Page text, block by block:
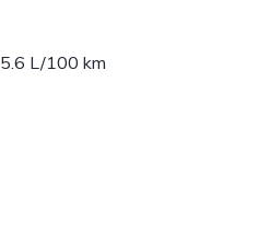
5.6 L/100 km